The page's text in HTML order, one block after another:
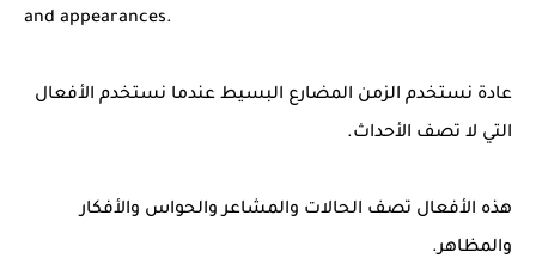
and appearances.
عادة نستخدم الزمن المضارع البسيط عندما نستخدم الأفعال
التي لا تصف الأحداث.
هذه الأفعال تصف الحالات والمشاعر والحواس والأفكار
والمظاهر.